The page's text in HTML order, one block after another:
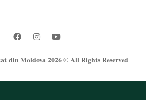
din Moldova 2026 © All Rights Reserved